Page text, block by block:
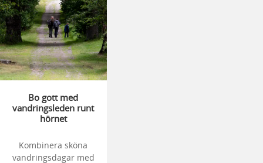
Bo gott med
vandringsleden runt
hörnet
Kombinera sköna
vandringsdagar med